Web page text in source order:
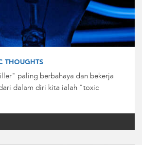
THOUGHTS
paling berbahaya dan bekerja
dalam diri kita ialah "toxic